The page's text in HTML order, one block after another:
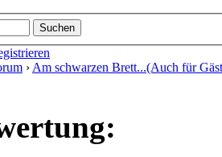
› Am schwarzen Brett...(Auch für